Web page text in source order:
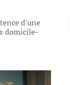
d'une
domicile-